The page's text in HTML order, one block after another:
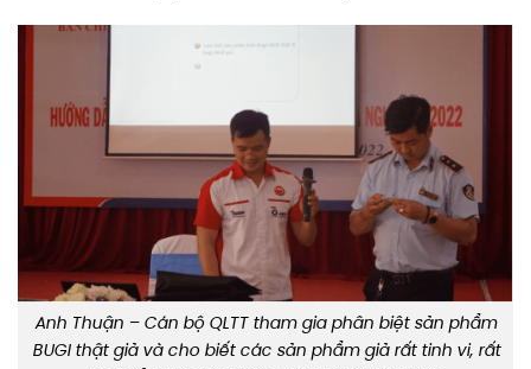
Anh Thuận – Cán bộ QLTT tham gia phân biệt sản phẩm
BUGI thật giả và cho biết các sản phẩm giả rất tinh vi, rất